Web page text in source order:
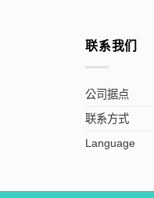
联系我们
公司据点
联系方式
Language